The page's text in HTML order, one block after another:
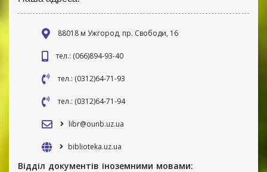
88018 м Ужгород, пр. Свободи, 16
тел.: (066)894-93-40
тел.: (0312)64-71-93
тел.: (0312)64-71-94
libr@ounb.uz.ua
biblioteka.uz.ua
Відділ документів іноземними мовами: